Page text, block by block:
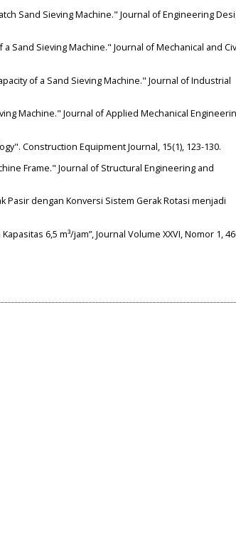
Sand Sieving Machine." Journal of Engineering
Sand Sieving Machine." Journal of Mechanical and
of a Sand Sieving Machine." Journal of Industrial
Machine." Journal of Applied Mechanical
Construction Equipment Journal, 15(1), 123-130.
Frame." Journal of Structural Engineering and
Pasir dengan Konversi Sistem Gerak Rotasi menjadi
6,5 m³/jam”, Journal Volume XXVI, Nomor 1,